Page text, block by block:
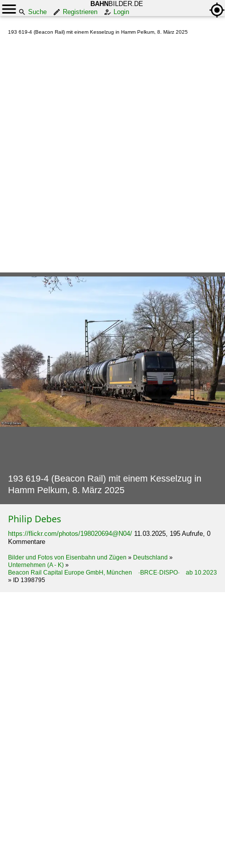
BAHN BILDER.DE
Suche
Registrieren Login
193 619-4 (Beacon Rail) mit einem Kesselzug in Hamm Pelkum, 8. März 2025
193 619-4 (Beacon Rail) mit einem Kesselzug in
Hamm Pelkum, 8. März 2025
Philip Debes
https://flickr.com/photos/198020694@N04/ 11.03.2025, 195 Aufrufe, 0
Kommentare
Bilder und Fotos von Eisenbahn und Zügen » Deutschland »
Unternehmen (A - K) »
Beacon Rail Capital Europe GmbH, München ·BRCE·DISPO· ab 10.2023
» ID 1398795